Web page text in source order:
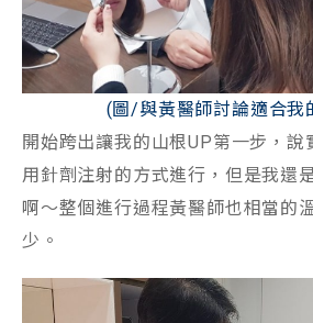
(圖/與黃醫師討論適合我
開始跨出讓我的山根UP第一步，說
用針劑注射的方式進行，但是我還
啊～整個進行過程黃醫師也相當的
少。